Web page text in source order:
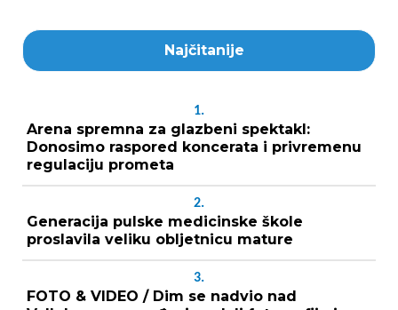
Najčitanije
1.
Arena spremna za glazbeni spektakl:
Donosimo raspored koncerata i privremenu
regulaciju prometa
2.
Generacija pulske medicinske škole
proslavila veliku obljetnicu mature
3.
FOTO & VIDEO / Dim se nadvio nad